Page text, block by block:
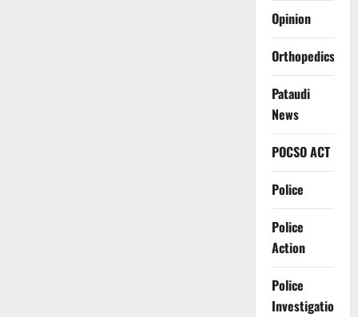
Opinion
Orthopedics
Pataudi
News
POCSO ACT
Police
Police
Action
Police
Investigation